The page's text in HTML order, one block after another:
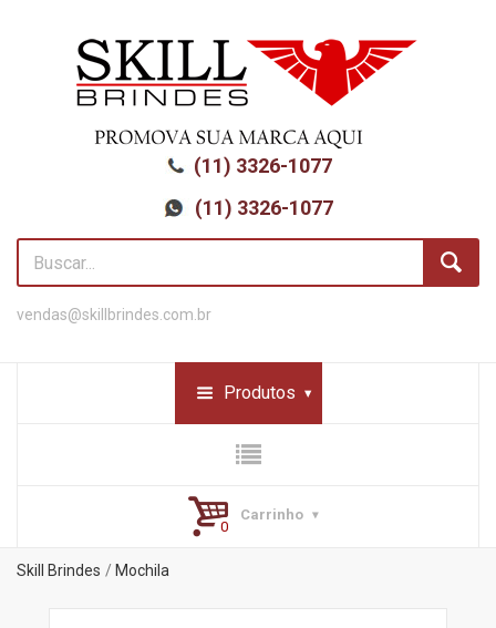
(11) 3326-1077
(11) 3326-1077
vendas@skillbrindes.com.br
Produtos
Carrinho
Skill Brindes Mochila